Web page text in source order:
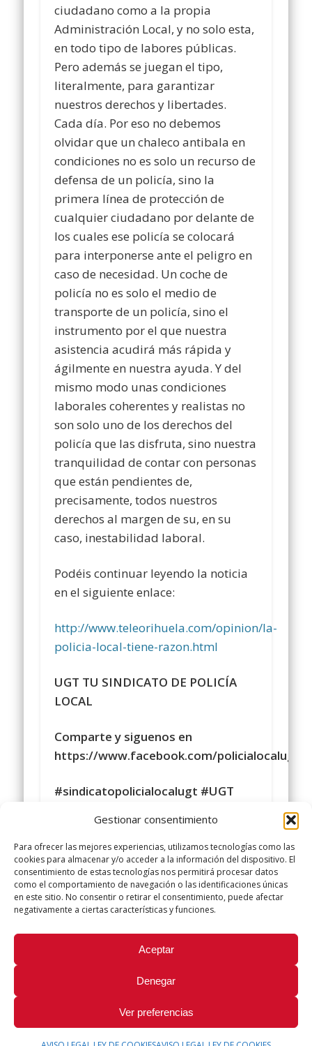
Gestionar consentimiento
Para ofrecer las mejores experiencias, utilizamos tecnologías como las
cookies para almacenar y/o acceder a la información del dispositivo. El
consentimiento de estas tecnologías nos permitirá procesar datos
como el comportamiento de navegación o las identificaciones únicas
en este sitio. No consentir o retirar el consentimiento, puede afectar
negativamente a ciertas características y funciones.
Aceptar
Denegar
Ver preferencias
ciudadano como a la propia
Administración Local, y no solo esta,
en todo tipo de labores públicas.
Pero además se juegan el tipo,
literalmente, para garantizar
nuestros derechos y libertades.
Cada día. Por eso no debemos
olvidar que un chaleco antibala en
condiciones no es solo un recurso de
defensa de un policía, sino la
primera línea de protección de
cualquier ciudadano por delante de
los cuales ese policía se colocará
para interponerse ante el peligro en
caso de necesidad. Un coche de
policía no es solo el medio de
transporte de un policía, sino el
instrumento por el que nuestra
asistencia acudirá más rápida y
ágilmente en nuestra ayuda. Y del
mismo modo unas condiciones
laborales coherentes y realistas no
son solo uno de los derechos del
policía que las disfruta, sino nuestra
tranquilidad de contar con personas
que están pendientes de,
precisamente, todos nuestros
derechos al margen de su, en su
caso, inestabilidad laboral.
Podéis continuar leyendo la noticia
en el siguiente enlace:
http://www.teleorihuela.com/opinion/la-
policia-local-tiene-razon.html
UGT TU SINDICATO DE POLICÍA
LOCAL
Comparte y siguenos en
https://www.facebook.com/policialocalugt/
#sindicatopolicialocalugt #UGT
+Sindicato Policía Local UGT UGT
twitter.com/UGTPoliciaLocal
http://www.policialocalugt.es
Did you like this article? Share it with your friends!